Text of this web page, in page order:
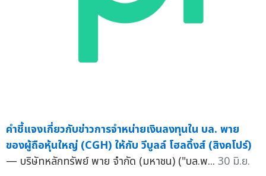
คำชี้แจงเกี่ยวกับข่าวการจำหน่ายเงินลงทุนใน บล. พาย
ของผู้ถือหุ้นใหญ่ (CGH) ให้กับ วีบูลล์ โฮลดิ้งส์ (สิงคโปร์)
— บริษัทหลักทรัพย์ พาย จำกัด (มหาชน) ("บล.พ... 30 มิ.ย.